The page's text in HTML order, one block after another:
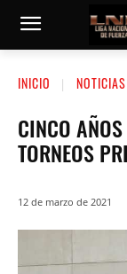
INICIO
CINCO
TORNEOS
12 de marzo de 2021